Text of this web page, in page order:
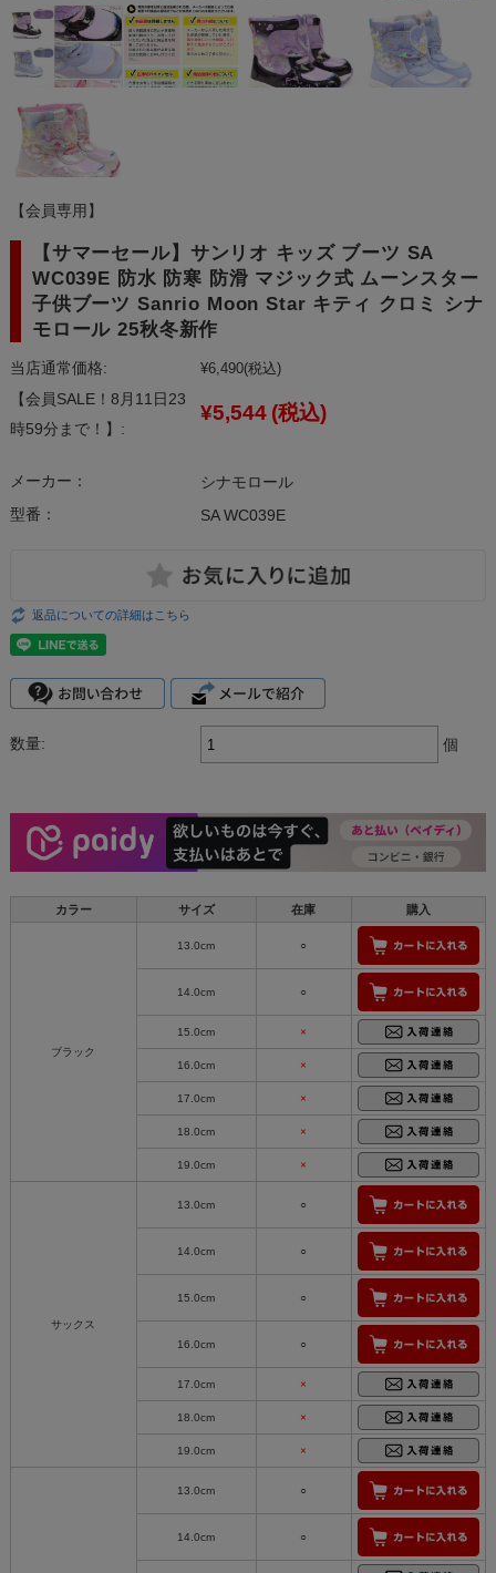
【会員専用】
【サマーセール】サンリオ キッズ ブーツ SA
WC039E 防水 防寒 防滑 マジック式 ムーンスター
子供ブーツ Sanrio Moon Star キティ クロミ シナ
モロール 25秋冬新作
当店通常価格: ¥6,490(税込)
【会員SALE！8月11日23
時59分まで！】:
¥5,544 (税込)
メーカー：
シナモロール
型番：
SA WC039E
返品についての詳細はこちら
数量: 個
カラー サイズ 在庫 購入
ブラック
13.0cm ○
14.0cm ○
15.0cm ×
16.0cm ×
17.0cm ×
18.0cm ×
19.0cm ×
サックス
13.0cm ○
14.0cm ○
15.0cm ○
16.0cm ○
17.0cm ×
18.0cm ×
19.0cm ×
13.0cm ○
14.0cm ○